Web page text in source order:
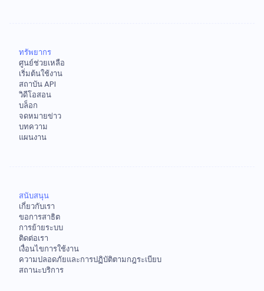
ทรัพยากร
ศูนย์ช่วยเหลือ
เริ่มต้นใช้งาน
สถาบัน API
วิดีโอสอน
บล็อก
จดหมายข่าว
บทความ
แผนงาน
สนับสนุน
เกี่ยวกับเรา
ขอการสาธิต
การย้ายระบบ
ติดต่อเรา
เงื่อนไขการใช้งาน
ความปลอดภัยและการปฏิบัติตามกฎระเบียบ
สถานะบริการ